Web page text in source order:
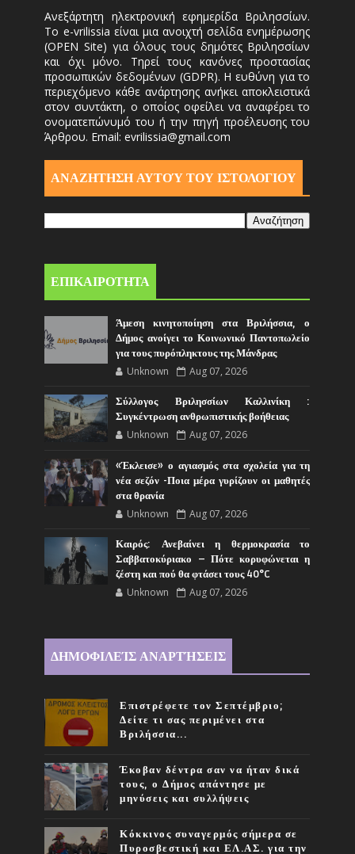
Ανεξάρτητη ηλεκτρονική εφημερίδα Βριλησσίων.
Το e-vrilissia είναι μια ανοιχτή σελίδα ενημέρωσης
(OPEN Site) για όλους τους δημότες Βριλησσίων
και όχι μόνο. Τηρεί τους κανόνες προστασίας
προσωπικών δεδομένων (GDPR). Η ευθύνη για το
περιεχόμενο κάθε ανάρτησης ανήκει αποκλειστικά
στον συντάκτη, ο οποίος οφείλει να αναφέρει το
ονοματεπώνυμό του ή την πηγή προέλευσης του
Άρθρου. Email: evrilissia@gmail.com
ΑΝΑΖΗΤΗΣΗ ΑΥΤΟΎ ΤΟΥ ΙΣΤΟΛΟΓΙΟΥ
ΕΠΙΚΑΙΡΟΤΗΤΑ
Άμεση κινητοποίηση στα Βριλήσσια, ο
Δήμος ανοίγει το Κοινωνικό Παντοπωλείο
για τους πυρόπληκτους της Μάνδρας
Unknown Aug 07, 2026
Σύλλογος Βριλησσίων Καλλινίκη :
Συγκέντρωση ανθρωπιστικής βοήθειας
Unknown Aug 07, 2026
«Έκλεισε» ο αγιασμός στα σχολεία για τη
νέα σεζόν -Ποια μέρα γυρίζουν οι μαθητές
στα θρανία
Unknown Aug 07, 2026
Καιρός: Ανεβαίνει η θερμοκρασία το
Σαββατοκύριακο – Πότε κορυφώνεται η
ζέστη και πού θα φτάσει τους 40°C
Unknown Aug 07, 2026
ΔΗΜΟΦΙΛΕΊΣ ΑΝΑΡΤΉΣΕΙΣ
Επιστρέφετε τον Σεπτέμβριο;
Δείτε τι σας περιμένει στα
Βριλήσσια...
Έκοβαν δέντρα σαν να ήταν δικά
τους, ο Δήμος απάντησε με
μηνύσεις και συλλήψεις
Κόκκινος συναγερμός σήμερα σε
Πυροσβεστική και ΕΛ.ΑΣ. για την